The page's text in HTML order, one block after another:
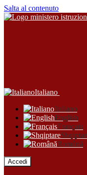
Salta al contenuto
Italiano
Italiano
English
Français
Română
Accedi